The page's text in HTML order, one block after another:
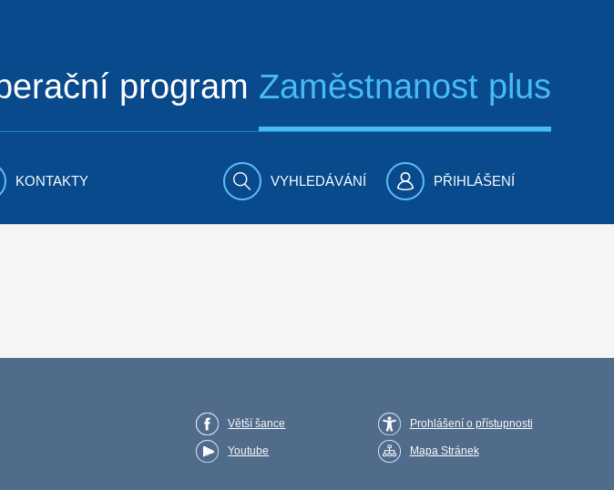
program Zaměstnanost plus
KONTAKTY VYHLEDÁVÁNÍ PŘIHLÁŠENÍ
Větší šance
Youtube
Prohlášení o přístupnosti
Mapa Stránek